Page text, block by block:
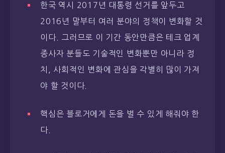
한국 역시 2017년 대통령 선거를 앞두고
2016년 말부터 여러 분야의 정책이 변화할 것
이다. 그러므로 이 기간 동안만큼은 테크 업계
종사자 분들도 기술적인 변화뿐만 아니라 정
치, 사회적인 변화에 관심을 각별히 많이 가져
야 할 것이다.
핵심은 블로거에게 돈을 벌 수 있게 해줘야 한
다.